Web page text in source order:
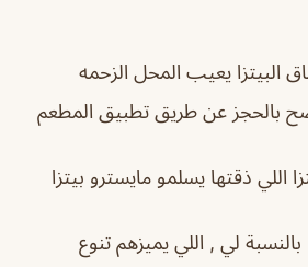
البيتزا يعيب المحل الزحمه
بالحجز عن طريق تطبيق المطعم
اللي ذقتها يسلمو مايسترو بيتزا
لي , اللي يميزهم تنوع